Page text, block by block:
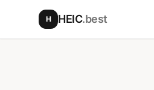
Ir para o conteúdo principal
H HEIC.best